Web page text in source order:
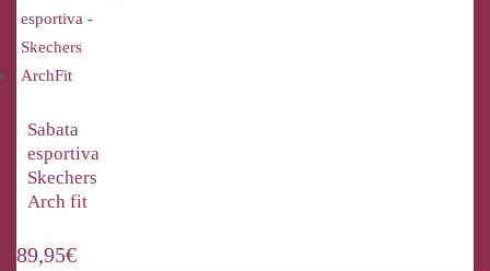
Sabata
esportiva
Skechers
Arch fit
89,95€